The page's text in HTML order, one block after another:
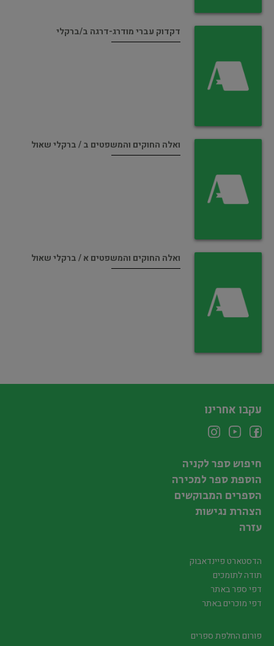
דקדוק עברי מודרג-דרגה ב/ברקלי
ואלה החוקים והמשפטים ב / ברקלי שאול
ואלה החוקים והמשפטים א / ברקלי שאול
עקבו אחרינו
חיפוש ספר לקניה
הוספת ספר למכירה
הספרים המבוקשים
הצהרת נגישות
עזרה
הדסטארט פיינדאבוק
תודה לתומכים
דפי ספר באתר
דפי מוכרים באתר
פורום החלפת ספרים